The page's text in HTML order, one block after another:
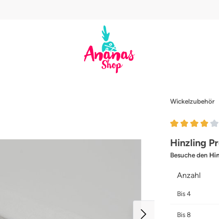
Wickelzubehör
Hinzling
Besuche den
Anzahl
Bis4
Bis8